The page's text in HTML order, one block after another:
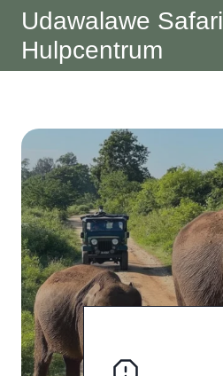
Doorgaan
inhoud
Udawalawe Safari
Hulpcentrum